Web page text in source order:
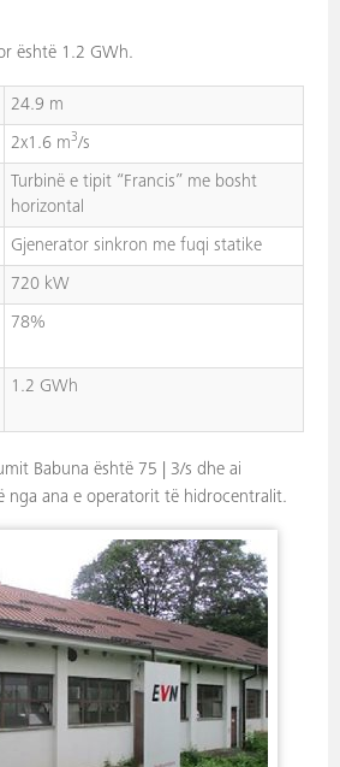
është 1.2 GWh.
24.9 m
2x1.6 m3/s
Turbinë e tipit “Francis” me bosht
horizontal
Gjenerator sinkron me fuqi statike
720 kW
78%
1.2 GWh
Babuna është 75 | 3/s dhe ai
nga ana e operatorit të hidrocentralit.